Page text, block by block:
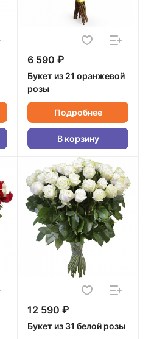
6 590 ₽
Букет из 21 оранжевой
розы
Подробнее
В корзину
12 590 ₽
Букет из 31 белой розы